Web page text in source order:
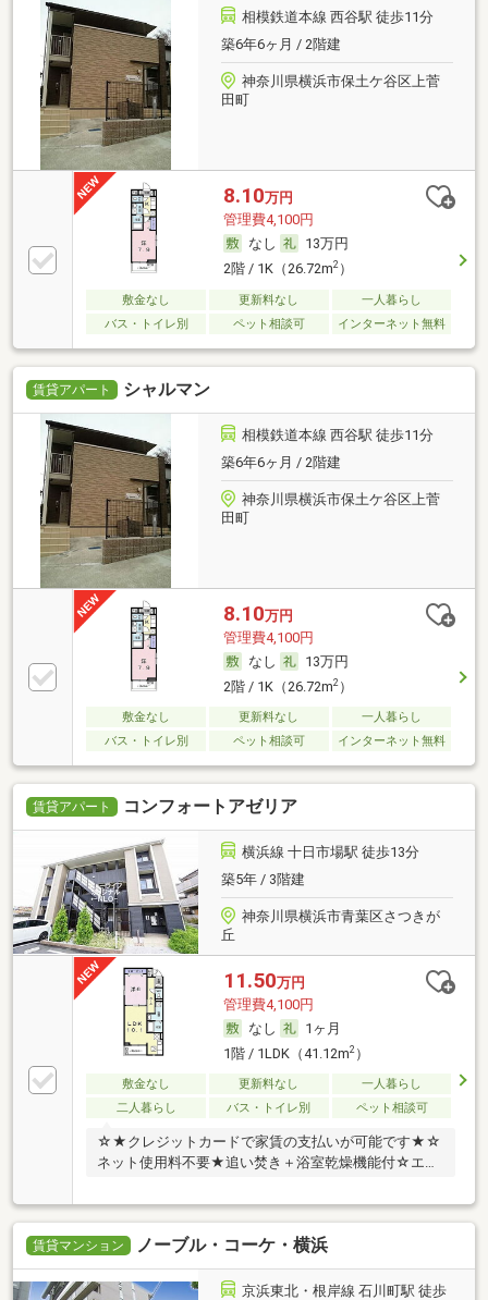
相模鉄道本線 西谷駅 徒歩11分
築6年6ヶ月 / 2階建
神奈川県横浜市保土ケ谷区上菅
田町
8.10万円
管理費4,100円
なし
13万円
2階 / 1K（26.72m2）
敷金なし 更新料なし
一人暮らし
バス・トイレ別
ペット相談可 インターネット無料
賃貸アパート シャルマン
相模鉄道本線 西谷駅 徒歩11分
築6年6ヶ月 / 2階建
神奈川県横浜市保土ケ谷区上菅
田町
8.10万円
管理費4,100円
なし
13万円
2階 / 1K（26.72m2）
敷金なし 更新料なし
一人暮らし
バス・トイレ別
ペット相談可 インターネット無料
賃貸アパート コンフォートアゼリア
横浜線 十日市場駅 徒歩13分
築5年 / 3階建
神奈川県横浜市青葉区さつきが
丘
11.50万円
管理費4,100円
なし
1ヶ月
1階 / 1LDK（41.12m2）
敷金なし 更新料なし
一人暮らし
二人暮らし
バス・トイレ別 ペット相談可
☆★クレジットカードで家賃の支払いが可能です★☆
ネット使用料不要★追い焚き＋浴室乾燥機能付☆エア
賃貸マンション ノーブル・コーケ・横浜
京浜東北・根岸線 石川町駅 徒歩